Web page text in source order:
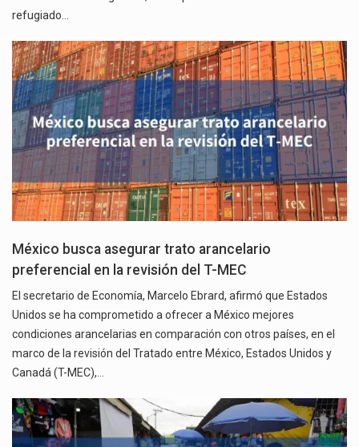
refugiado…
México busca asegurar trato arancelario
preferencial en la revisión del T-MEC
El secretario de Economía, Marcelo Ebrard, afirmó que Estados
Unidos se ha comprometido a ofrecer a México mejores
condiciones arancelarias en comparación con otros países, en el
marco de la revisión del Tratado entre México, Estados Unidos y
Canadá (T-MEC),…